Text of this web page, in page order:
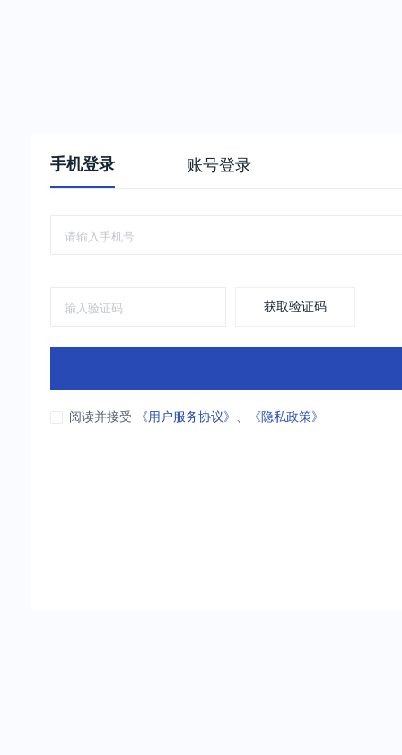
手机登录 账号登录
获取验证码
阅读并接受 《用户服务协议》 、 《隐私政策》